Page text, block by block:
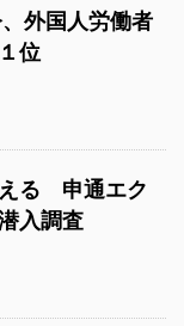
外国人労働者
位
る 申通エク
入調査